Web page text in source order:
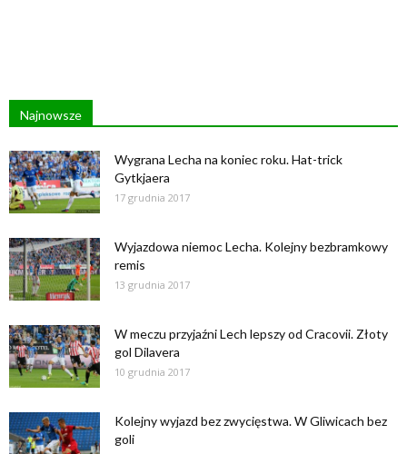
Najnowsze
Wygrana Lecha na koniec roku. Hat-trick
Gytkjaera
17 grudnia 2017
Wyjazdowa niemoc Lecha. Kolejny bezbramkowy
remis
13 grudnia 2017
W meczu przyjaźni Lech lepszy od Cracovii. Złoty
gol Dilavera
10 grudnia 2017
Kolejny wyjazd bez zwycięstwa. W Gliwicach bez
goli